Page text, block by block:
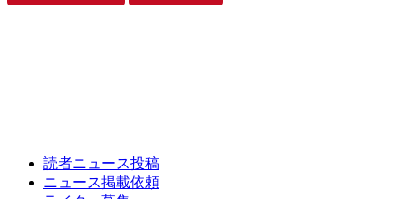
読者ニュース投稿
ニュース掲載依頼